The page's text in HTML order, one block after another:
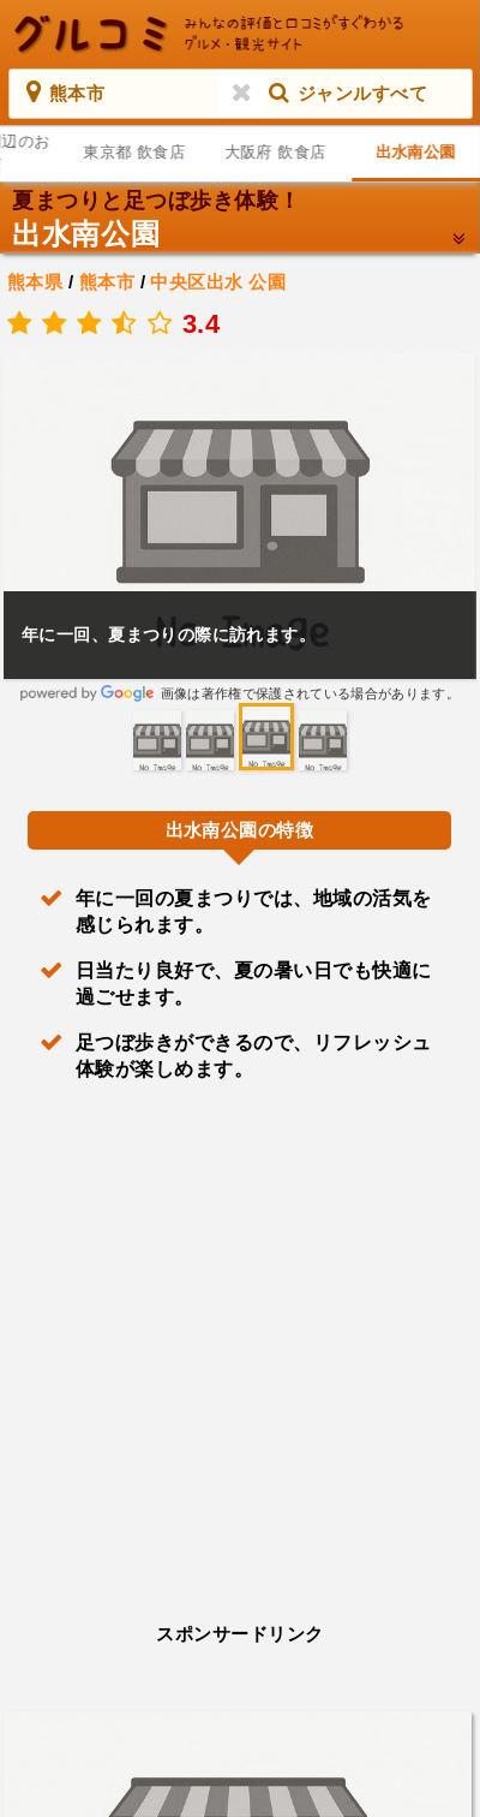
熊本市 ジャンルすべて
のお
東京都 飲食店 大阪府 飲食店 出水南公園
夏まつりと足つぼ歩き体験！
出水南公園
熊本県 / 熊本市 /中央区出水 公園
3.4
年に一回、夏まつりの際に訪れます。
画像は著作権で保護されている場合があります。
出水南公園の特徴
年に一回の夏まつりでは、地域の活気を
感じられます。
日当たり良好で、夏の暑い日でも快適に
過ごせます。
足つぼ歩きができるので、リフレッシュ
体験が楽しめます。
スポンサードリンク